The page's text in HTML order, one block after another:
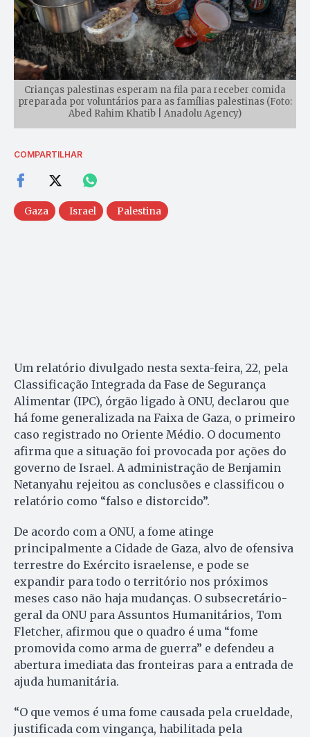
Crianças palestinas esperam na fila para receber comida
preparada por voluntários para as famílias palestinas (Foto:
Abed Rahim Khatib | Anadolu Agency)
COMPARTILHAR
Gaza Israel Palestina
Um relatório divulgado nesta sexta-feira, 22, pela
Classificação Integrada da Fase de Segurança
Alimentar (IPC), órgão ligado à ONU, declarou que
há fome generalizada na Faixa de Gaza, o primeiro
caso registrado no Oriente Médio. O documento
afirma que a situação foi provocada por ações do
governo de Israel. A administração de Benjamin
Netanyahu rejeitou as conclusões e classificou o
relatório como “falso e distorcido”.
De acordo com a ONU, a fome atinge
principalmente a Cidade de Gaza, alvo de ofensiva
terrestre do Exército israelense, e pode se
expandir para todo o território nos próximos
meses caso não haja mudanças. O subsecretário-
geral da ONU para Assuntos Humanitários, Tom
Fletcher, afirmou que o quadro é uma “fome
promovida como arma de guerra” e defendeu a
abertura imediata das fronteiras para a entrada de
ajuda humanitária.
“O que vemos é uma fome causada pela crueldade,
justificada com vingança, habilitada pela